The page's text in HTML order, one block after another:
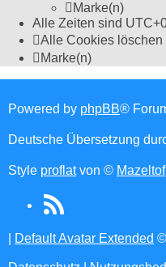
Marke(n)
Alle Zeiten sind
Alle Cookies löschen
Marke(n)
Powered by phpBB®
Deutsche Übersetzung
Style proflatvon © Mazeltof
RSS
(Opens
Default Avatar Extended